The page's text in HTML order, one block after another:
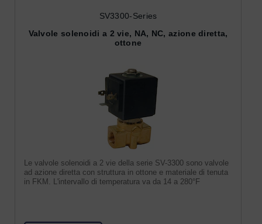
SV3300-Series
Valvole solenoidi a 2 vie, NA, NC, azione diretta,
ottone
Le valvole solenoidi a 2 vie della serie SV-3300 sono valvole
ad azione diretta con struttura in ottone e materiale di tenuta
in FKM. L'intervallo di temperatura va da 14 a 280°F